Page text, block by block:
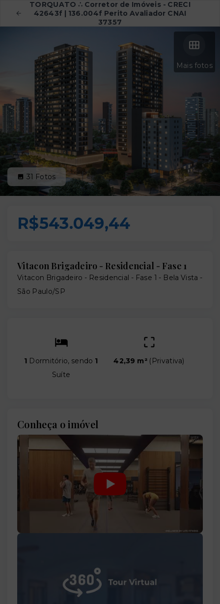
TORQUATO ∴ Corretor de Imóveis - CRECI
42643f | 136.004f Perito Avaliador CNAI
37357
Mais fotos
31 Fotos
R$543.049,44
Vitacon Brigadeiro - Residencial - Fase 1
Vitacon Brigadeiro - Residencial - Fase 1 - Bela Vista -
São Paulo/SP
1 Dormitório, sendo 1
Suíte
42,39 m² ( Privativa)
Conheça o imóvel